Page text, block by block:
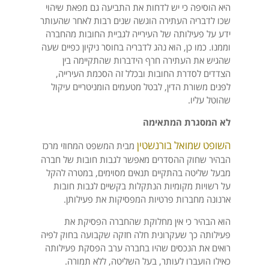
היא הוסיפה כי יש לדחות את התביעה גם מפאת שיהוי
שכו לדבריה העתירה הוגשה שנים רבות לאחר שהעותר
ידע על פעילותה של העירייה לגביית החובות מהחברה
וממנו. כמו כן, הוא נהג לדבריה בחוסר ניקיון כפיים שעה
שהגיש את העתירה חרף הידברות שהתקיימה בין
הצדדים לסדרת החובות ובכלל זה הסכמת העירייה,
לפנים משורת הדין, לבטל מטעמים הומניטריים עיקול
שהוטל עליו.
לא המסגרת המתאימה
השופט שמואל בורנשטין מבית המשפט המחוזי מרכז
הבהיר שחוק ההסדרים מאפשר לגבות חובות של חברה
מבעל שליטה בהתקיים תנאים מסוימים, במטרה להקל
על רשויות מקומיות הנתקלות בקשיים לגבות חובות
ארנונה מחברות פרטיות המפסיקות את פעילותן.
הוא הבהיר כי אין מחלוקת שהחברה הפסיקת את
פעילותה כך שעקרונית חלה חזקה שקבועה בחוק לפיה
רואים את הנכסים שהיו בחברה ערב הפסקת פעילותה
כאילו הועברו לעותר, בעל השליטה, ללא תמורה.